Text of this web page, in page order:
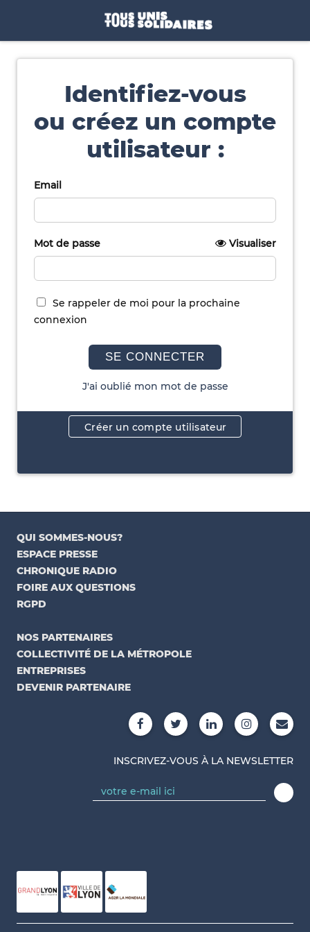
Identifiez-vous
ou créez un compte
utilisateur :
Email
Mot de passe Visualiser
Se rappeler de moi pour la prochaine
connexion
SE CONNECTER
J'ai oublié mon mot de passe
Créer un compte utilisateur
QUI SOMMES-NOUS?
ESPACE PRESSE
CHRONIQUE RADIO
FOIRE AUX QUESTIONS
RGPD
NOS PARTENAIRES
COLLECTIVITÉ DE LA MÉTROPOLE
ENTREPRISES
DEVENIR PARTENAIRE
INSCRIVEZ-VOUS À LA NEWSLETTER